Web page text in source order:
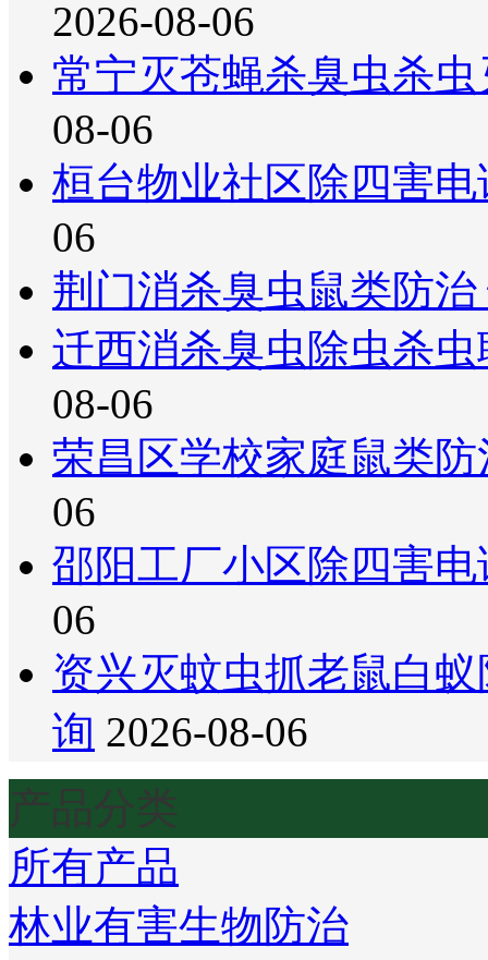
2026-08-06
常宁灭苍蝇杀臭虫杀
08-06
桓台物业社区除四害
06
荆门消杀臭虫鼠类防
迁西消杀臭虫除虫杀
08-06
荣昌区学校家庭鼠类
06
邵阳工厂小区除四害
06
资兴灭蚊虫抓老鼠白
询 2026-08-06
产品分类
所有产品
林业有害生物防治